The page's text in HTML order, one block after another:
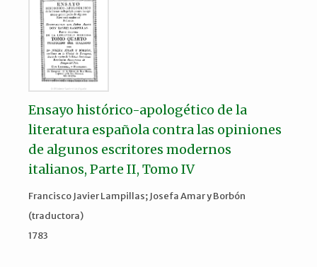
Ensayo histórico-apologético de la
literatura española contra las opiniones
de algunos escritores modernos
italianos, Parte II, Tomo IV
Francisco Javier Lampillas; Josefa Amar y Borbón
(traductora)
1783